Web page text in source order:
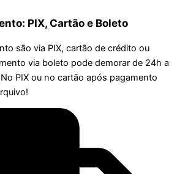
PIX, Cartão e Boleto
são via PIX, cartão de crédito ou
via boleto pode demorar de 24h a
PIX ou no cartão após pagamento